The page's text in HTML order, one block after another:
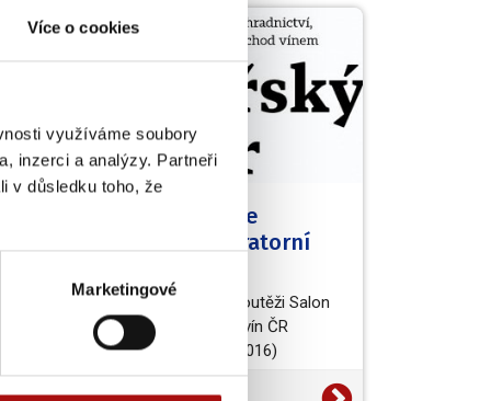
Více o cookies
využíváme soubory
inzerci a analýzy. Partneři
v důsledku toho, že
Marketingové
Z tisku: Aplikace
kontrolní laboratorní
při hodnocení vín v soutěži Salon
vín - Národní soutěž vín ČR
(Vinařský obzor 11/2016)
1. 11. 2016